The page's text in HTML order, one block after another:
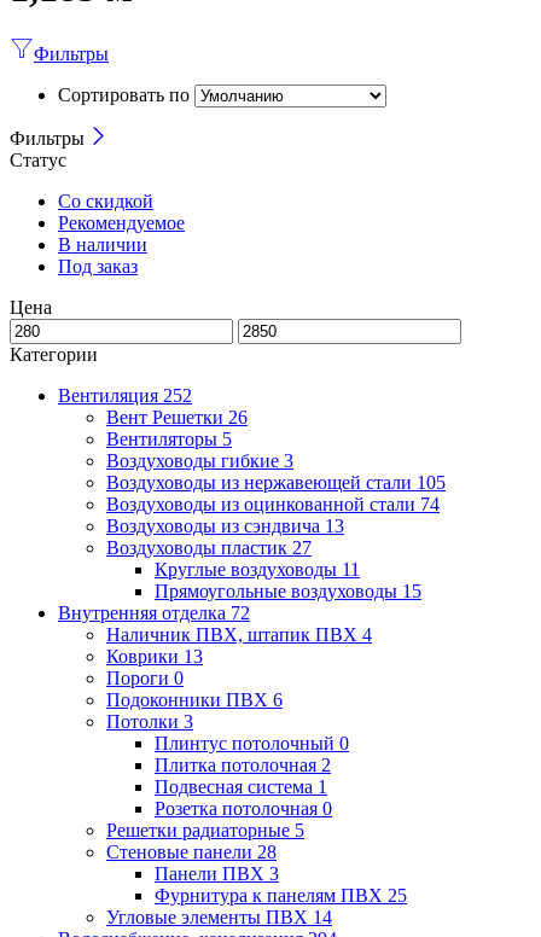
Фильтры
Сортировать по
Фильтры
Статус
Со скидкой
Рекомендуемое
В наличии
Под заказ
Цена
Категории
Вентиляция 252
Вент Решетки 26
Вентиляторы 5
Воздуховоды гибкие 3
Воздуховоды из нержавеющей стали 105
Воздуховоды из оцинкованной стали 74
Воздуховоды из сэндвича 13
Воздуховоды пластик 27
Круглые воздуховоды 11
Прямоугольные воздуховоды 15
Внутренняя отделка 72
Наличник ПВХ, штапик ПВХ 4
Коврики 13
Пороги 0
Подоконники ПВХ 6
Потолки 3
Плинтус потолочный 0
Плитка потолочная 2
Подвесная система 1
Розетка потолочная 0
Решетки радиаторные 5
Стеновые панели 28
Панели ПВХ 3
Фурнитура к панелям ПВХ 25
Угловые элементы ПВХ 14